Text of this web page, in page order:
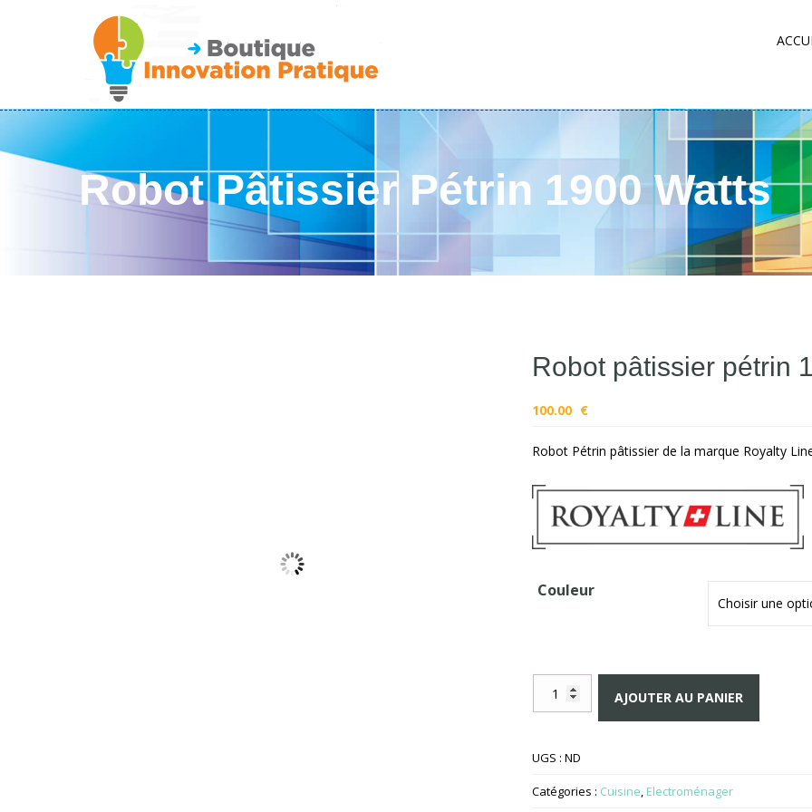
Robot Pâtissier Pétrin 1900 Watts
Robot pâtissier pétrin
100.00 €
Robot Pétrin pâtissier de la marque Royalty
Couleur
quantité
de
pâtissier
1900
AJOUTER AU PANIER
UGS : ND
Catégories : Cuisine, Electroménager